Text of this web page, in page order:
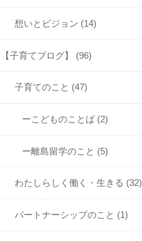
想いとビジョン (14)
【子育てブログ】 (96)
子育てのこと (47)
ーこどものことば (2)
ー離島留学のこと (5)
わたしらしく働く・生きる (32)
パートナーシップのこと (1)